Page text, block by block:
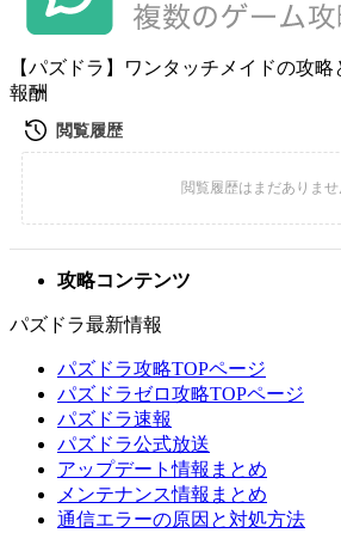
【パズドラ】ワンタッチメイドの攻
報酬
攻略コンテンツ
パズドラ最新情報
パズドラ攻略TOPページ
パズドラゼロ攻略TOPページ
パズドラ速報
パズドラ公式放送
アップデート情報まとめ
メンテナンス情報まとめ
通信エラーの原因と対処方法